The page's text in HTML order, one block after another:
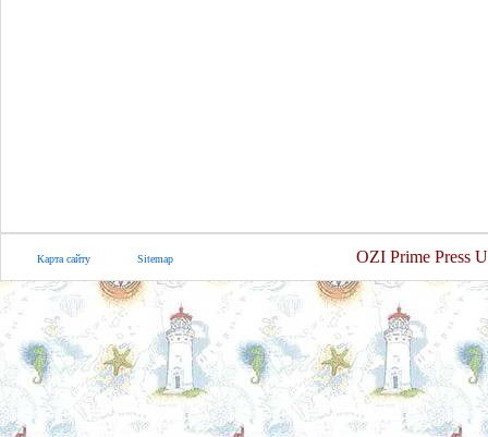
Карта сайту Sitemap OZI Prime Press